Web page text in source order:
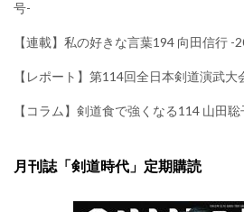
号-
【連載】私の好きな言葉194 向田信行 -
【レポート】第114回全日本剣道演武
【コラム】剣道食で強くなる114 山田
月刊誌「剣道時代」定期購読